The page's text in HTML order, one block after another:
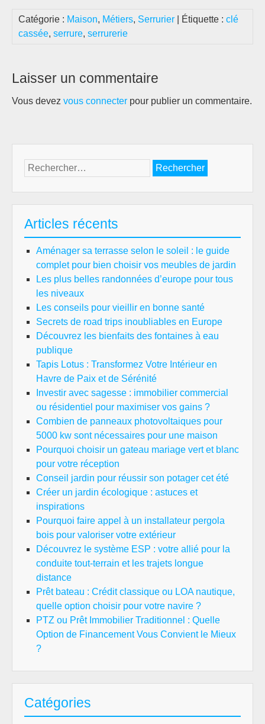
Catégorie : Maison, Métiers, Serrurier | Étiquette : clé
cassée, serrure, serrurerie
Laisser un commentaire
Vous devez vous connecter pour publier un commentaire.
Rechercher :
Articles récents
Aménager sa terrasse selon le soleil : le guide
complet pour bien choisir vos meubles de jardin
Les plus belles randonnées d’europe pour tous
les niveaux
Les conseils pour vieillir en bonne santé
Secrets de road trips inoubliables en Europe
Découvrez les bienfaits des fontaines à eau
publique
Tapis Lotus : Transformez Votre Intérieur en
Havre de Paix et de Sérénité
Investir avec sagesse : immobilier commercial
ou résidentiel pour maximiser vos gains ?
Combien de panneaux photovoltaiques pour
5000 kw sont nécessaires pour une maison
Pourquoi choisir un gateau mariage vert et blanc
pour votre réception
Conseil jardin pour réussir son potager cet été
Créer un jardin écologique : astuces et
inspirations
Pourquoi faire appel à un installateur pergola
bois pour valoriser votre extérieur
Découvrez le système ESP : votre allié pour la
conduite tout-terrain et les trajets longue
distance
Prêt bateau : Crédit classique ou LOA nautique,
quelle option choisir pour votre navire ?
PTZ ou Prêt Immobilier Traditionnel : Quelle
Option de Financement Vous Convient le Mieux
?
Catégories